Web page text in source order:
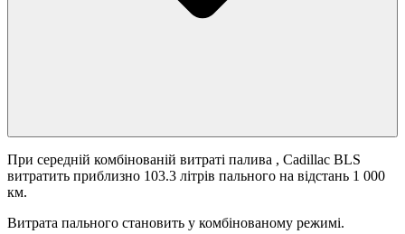
При середній комбінованій витраті палива , Cadillac BLS
витратить приблизно 103.3 літрів пального на відстань 1 000
км.
Витрата пального становить у комбінованому режимі.